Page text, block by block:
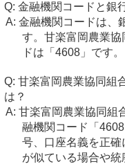
金融機関コードと銀
金融機関コードは、
す。甘楽富岡農業
ドは「4608」です。
甘楽富岡農業協同組
は？
甘楽富岡農業協同組
融機関コード「
号、口座名義を正
が似ている場合や